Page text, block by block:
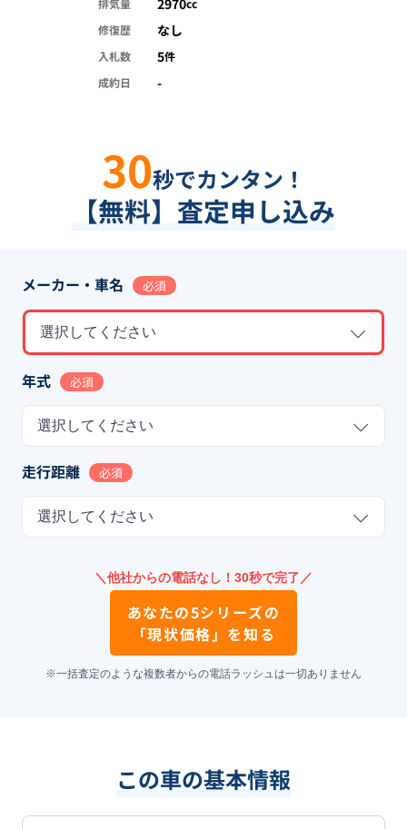
排気量 2970cc
修復歴
なし
入札数 5件
成約日
-
30秒でカンタン！
【無料】査定申し込み
メーカー・車名 必須
選択してください
年式 必須
選択してください
走行距離 必須
選択してください
＼他社からの電話なし！30秒で完了／
あなたの5シリーズの
「現状価格」を知る
※一括査定のような複数者からの電話ラッシュは一切ありません
この車の基本情報